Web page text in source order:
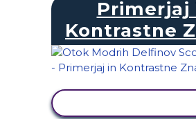
Primerjaj
Kontrastne